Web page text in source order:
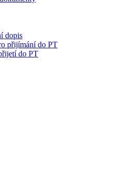
dopis
přijímání do PT
do PT